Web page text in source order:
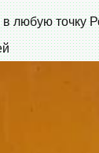
любую точку